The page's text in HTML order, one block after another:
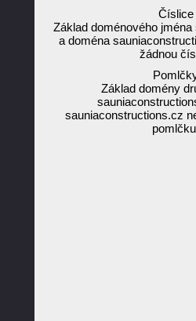
Číslice
Základ doménového
a doména
žádnou
Základ domény
sauniaconstructions.cz